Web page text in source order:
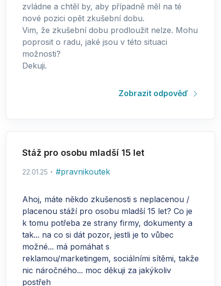
zvládne a chtěl by, aby případně měl na té
nové pozici opět zkušební dobu.
Vim, že zkušební dobu prodloužit nelze. Mohu
poprosit o radu, jaké jsou v této situaci
možnosti?
Dekuji.
Zobrazit odpověď
Stáž pro osobu mladší 15 let
22.01.25 #pravnikoutek
Ahoj, máte někdo zkušenosti s neplacenou /
placenou stáží pro osobu mladší 15 let? Co je
k tomu potřeba ze strany firmy, dokumenty a
tak... na co si dát pozor, jestli je to vůbec
možné... má pomáhat s
reklamou/marketingem, sociálními sítěmi, takže
nic náročného... moc děkuji za jakýkoliv
postřeh